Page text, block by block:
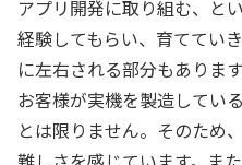
アプリ開発に取り組む、と
経験してもらい、育ててい
に左右される部分もありま
お客様が実機を製造してい
とは限りません。そのため